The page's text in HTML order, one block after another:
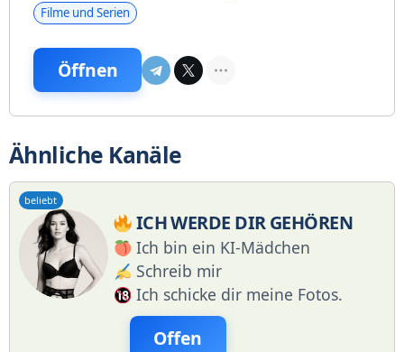
Filme und Serien
Öffnen
Ähnliche Kanäle
beliebt
ICH WERDE DIR GEHÖREN
Ich bin ein KI-Mädchen
Schreib mir
Ich schicke dir meine Fotos.
Offen